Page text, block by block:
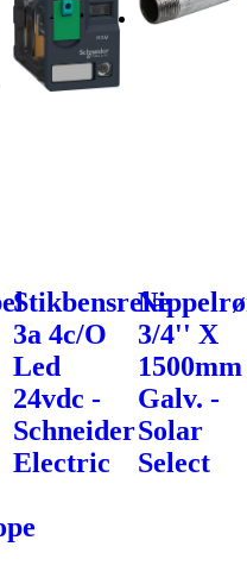
Stikbensrelæ
3a 4c/O
Led
24vdc -
Schneider
Electric
3/4'' X
1500mm
Galv. -
Solar
Select